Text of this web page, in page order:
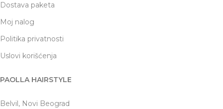
Dostava paketa
Moj nalog
Politika privatnosti
Uslovi korišćenja
PAOLLA HAIRSTYLE
Belvil, Novi Beograd